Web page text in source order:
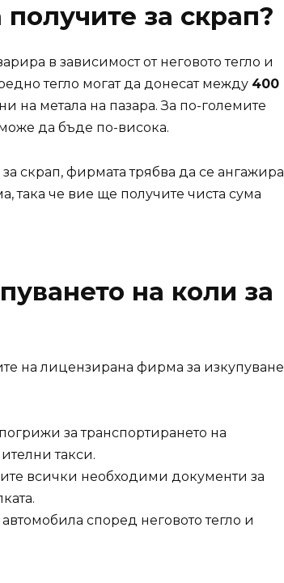
за скрап?
в зависимост от неговото тегло и
тегло могат да донесат между 400
на метала на пазара. За по-големите
да бъде по-висока.
скрап, фирмата трябва да се ангажира
така че вие ще получите чиста сума
на коли за
на лицензирана фирма за изкупуване
за транспортирането на
такси.
всички необходими документи за
според неговото тегло и